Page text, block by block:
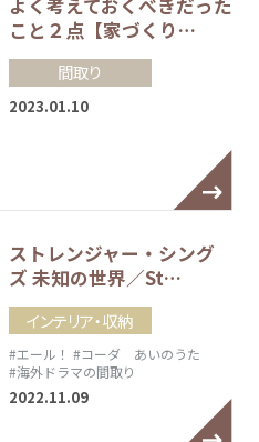
こと２点【家づくり…
間取り
2023.01.10
ストレンジャー・シング
ズ 未知の世界／St…
インテリア・収納
#エール！ #コーダ あいのうた
#海外ドラマの間取り
2022.11.09